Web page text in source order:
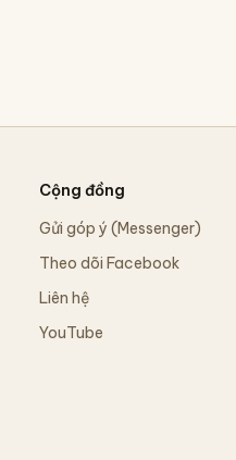
Cộng đồng
Gửi góp ý (Messenger)
Theo dõi Facebook
Liên hệ
YouTube